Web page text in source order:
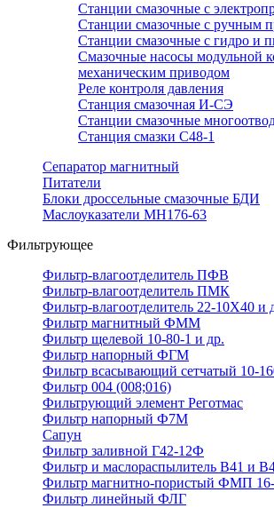
Станции смазочные с
Станции смазочные с ручным
Станции смазочные с гидро и
Смазочные насосы модульной
механическим приводом
Реле контроля давления
Станция смазочная И-СЭ
Станции смазочные
Станция смазки С48-1
Сепаратор магнитный
Питатели
Блоки дроссельные смазочные БДИ
Маслоуказатели МН176-63
Фильтрующее
Фильтр-влагоотделитель ПФВ
Фильтр-влагоотделитель ПМК
Фильтр-влагоотделитель 22-10Х40 и
Фильтр магнитный ФММ
Фильтр щелевой 10-80-1 и др.
Фильтр напорный ФГМ
Фильтр всасывающий сетчатый 10-
Фильтр 004 (008;016)
Фильтрующий элемент Реготмас
Фильтр напорный Ф7М
Сапун
Фильтр заливной Г42-12Ф
Фильтр и маслораспылитель В41 и
Фильтр магнитно-пористый ФМП
Фильтр линейный ФЛГ